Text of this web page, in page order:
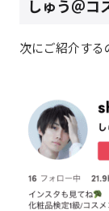
しゅう＠コ
次にご紹介する